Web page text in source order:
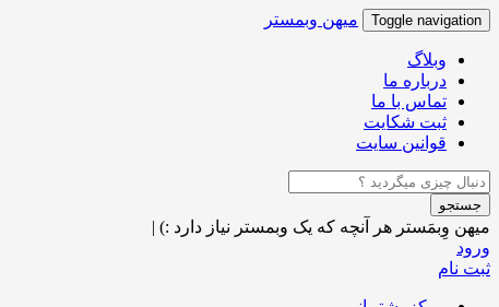
Toggle navigation میهن وبمستر
وبلاگ
درباره ما
تماس با ما
ثبت شکایت
قوانین سایت
جستجو
میهن وِبمَستر هر آنچه که یک وبمستر نیاز دارد :) |
ورود
ثبت نام